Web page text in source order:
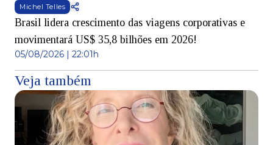
Michel Telles
Brasil lidera crescimento das viagens corporativas e
movimentará US$ 35,8 bilhões em 2026!
05/08/2026 | 22:01h
Veja também